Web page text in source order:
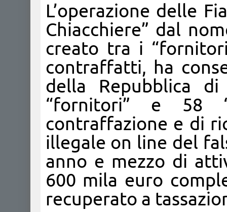
L’operazione delle
Chiacchiere” dal
creato tra i
contraffatti, ha
della Repubblica
“fornitori” e 58
contraffazione e di
illegale on line del
anno e mezzo di
600 mila euro
recuperato a